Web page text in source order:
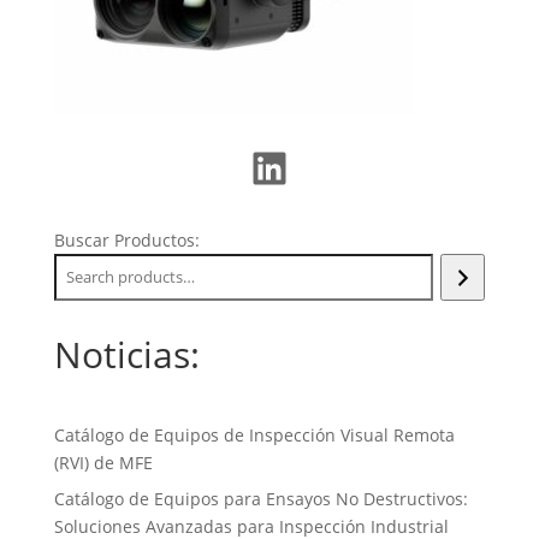
LinkedIn
Buscar Productos:
Noticias:
Catálogo de Equipos de Inspección Visual Remota
(RVI) de MFE
Catálogo de Equipos para Ensayos No Destructivos:
Soluciones Avanzadas para Inspección Industrial